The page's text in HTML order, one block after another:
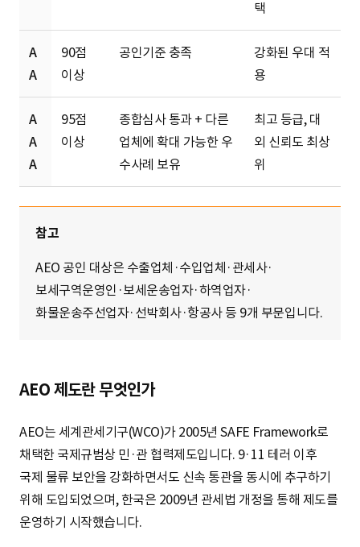
택
A
A
90점
이상
공인기준 충족
강화된 우대 적
용
A
A
A
95점
이상
종합심사 통과 + 다른
업체에 확대 가능한 우
수사례 보유
최고 등급, 대
외 신뢰도 최상
위
참고
AEO 공인 대상은 수출업체·수입업체·관세사·
보세구역운영인·보세운송업자·하역업자·
화물운송주선업자·선박회사·항공사 등 9개 부문입니다.
AEO 제도란 무엇인가
AEO는 세계관세기구(WCO)가 2005년 SAFE Framework로
채택한 국제규범상 민·관 협력제도입니다. 9·11 테러 이후
국제 물류 보안을 강화하면서도 신속 통관을 동시에 추구하기
위해 도입되었으며, 한국은 2009년 관세법 개정을 통해 제도를
운영하기 시작했습니다.